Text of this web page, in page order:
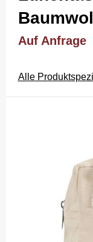
Auf Anfrage
Alle